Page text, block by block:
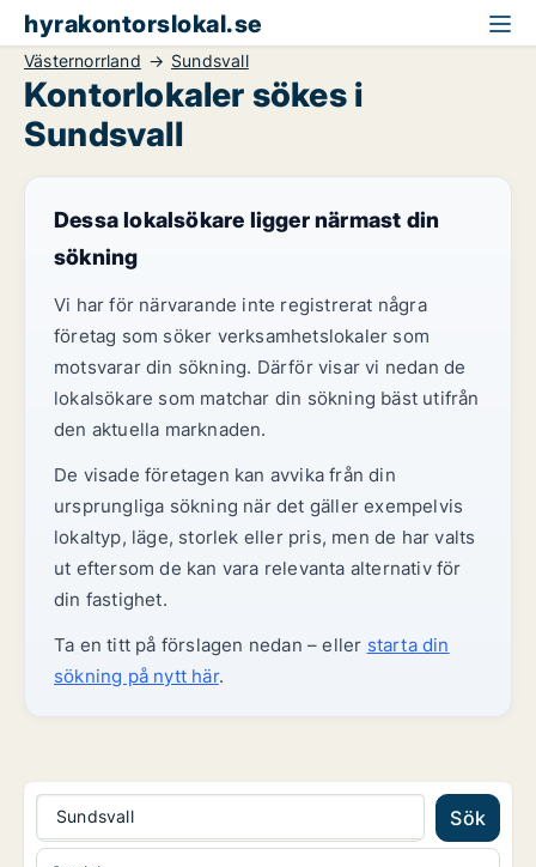
hyrakontorslokal.se
Västernorrland Sundsvall
Kontorlokaler sökes i
Sundsvall
Dessa lokalsökare ligger närmast din
sökning
Vi har för närvarande inte registrerat några
företag som söker verksamhetslokaler som
motsvarar din sökning. Därför visar vi nedan de
lokalsökare som matchar din sökning bäst utifrån
den aktuella marknaden.
De visade företagen kan avvika från din
ursprungliga sökning när det gäller exempelvis
lokaltyp, läge, storlek eller pris, men de har valts
ut eftersom de kan vara relevanta alternativ för
din fastighet.
Ta en titt på förslagen nedan – eller starta din
sökning på nytt här.
Sundsvall Sök